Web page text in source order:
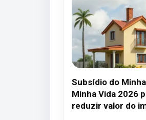
Subsídio do
Minha Vida 2026
reduzir valor do